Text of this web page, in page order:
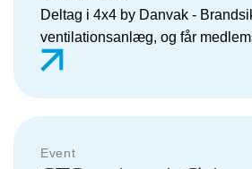
Deltag i 4x4 by Danvak -
ventilationsanlæg, og får
Event